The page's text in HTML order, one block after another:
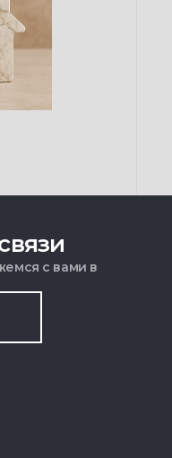
с вами в